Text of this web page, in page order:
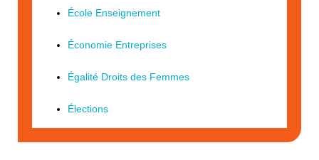
École Enseignement
Économie Entreprises
Égalité Droits des Femmes
Élections